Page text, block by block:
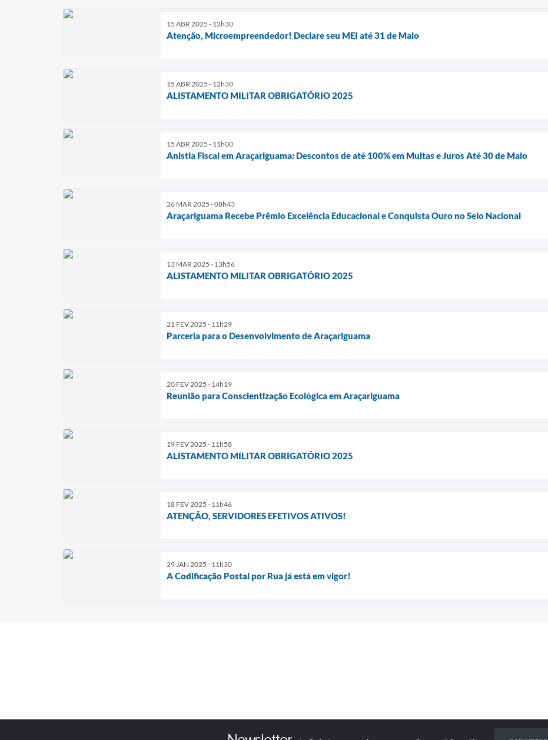
15 ABR 2025 - 12h30
Atenção, Microempreendedor! Declare seu MEI até 31 de Maio
15 ABR 2025 - 12h30
ALISTAMENTO MILITAR OBRIGATÓRIO 2025
15 ABR 2025 - 11h00
Anistia Fiscal em Araçariguama: Descontos de até 100% em Multas e Juros Até 30 de Maio
26 MAR 2025 - 08h43
Araçariguama Recebe Prêmio Excelência Educacional e Conquista Ouro no Selo Nacional
13 MAR 2025 - 13h56
ALISTAMENTO MILITAR OBRIGATÓRIO 2025
21 FEV 2025 - 11h29
Parceria para o Desenvolvimento de Araçariguama
20 FEV 2025 - 14h19
Reunião para Conscientização Ecológica em Araçariguama
19 FEV 2025 - 11h58
ALISTAMENTO MILITAR OBRIGATÓRIO 2025
18 FEV 2025 - 11h46
ATENÇÃO, SERVIDORES EFETIVOS ATIVOS!
29 JAN 2025 - 11h30
A Codificação Postal por Rua já está em vigor!